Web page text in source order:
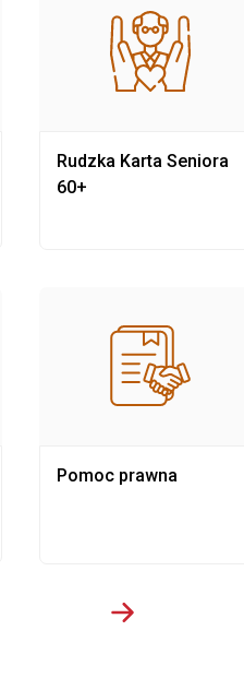
Rudzka Karta Seniora
60+
Pomoc prawna